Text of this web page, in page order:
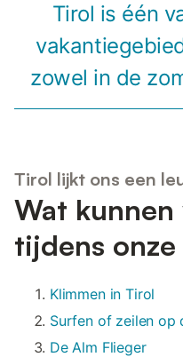
Tirol is één
zowel in de
Tirol lijkt ons een
Wat
tijdens
Klimmen in Tirol
Surfen of zeilen op
De Alm Flieger